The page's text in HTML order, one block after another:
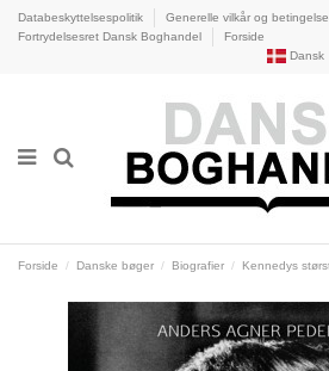
Databeskyttelsespolitik
Generelle vilkår og
Fortrydelsesret Dansk Boghandel
Forside
Dansk
Forside Danske bøger Biografier Kennedys